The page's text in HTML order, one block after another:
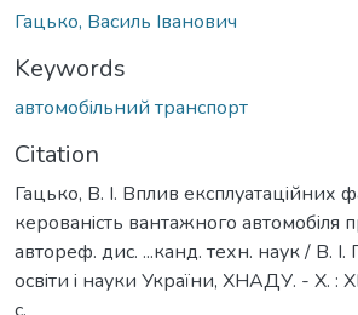
Гацько, Василь Іванович
Keywords
автомобiльний транспорт
Citation
Гацько, В. I. Вплив експлуатацiйних
керованiсть вантажного автомобiля
автореф. дис. ...канд. техн. наук / В.
освiти i науки України, ХНАДУ. - Х.